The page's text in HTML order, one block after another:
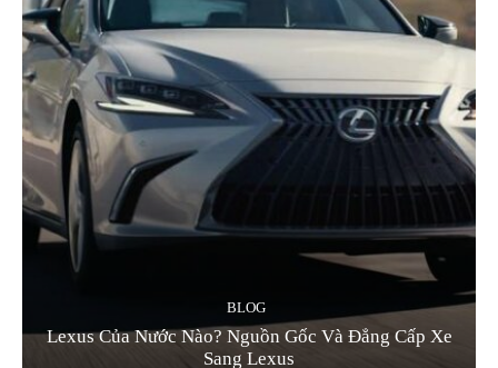
BLOG
Lexus Của Nước Nào? Nguồn Gốc Và Đẳng Cấp Xe
Sang Lexus